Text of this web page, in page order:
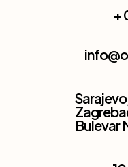
+
Bulevar